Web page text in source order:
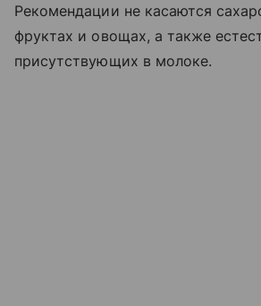
Рекомендации не касаются
фруктах и овощах, а также
присутствующих в молоке.